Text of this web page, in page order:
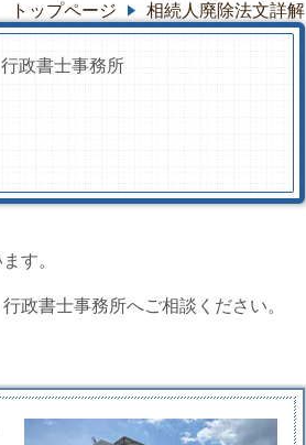
トップページ 相続人廃除法文詳解
政書士事務所
す。
政書士事務所へご相談ください。